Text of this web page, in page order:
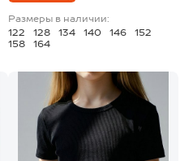
Размеры в наличии:
122
128 134 140 146
152
158
164